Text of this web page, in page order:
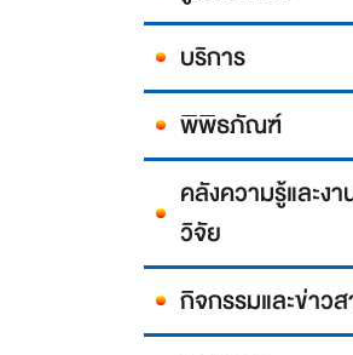
บริการ
พิพิธภัณฑ์
คลังความรู้และงา
วิจัย
กิจกรรมและข่าว